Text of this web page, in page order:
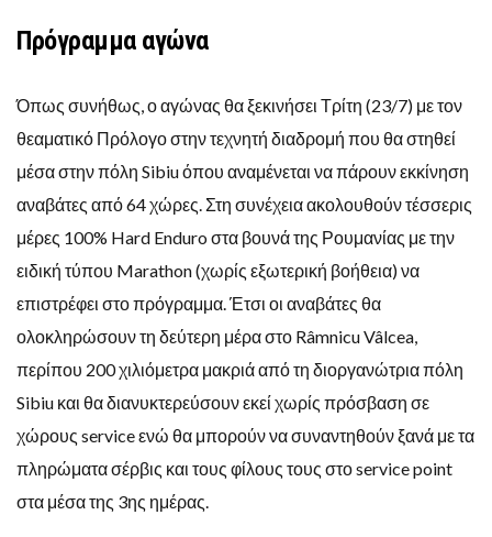
Πρόγραμμα αγώνα
Όπως συνήθως, ο αγώνας θα ξεκινήσει Τρίτη (23/7) με τον
θεαματικό Πρόλογο στην τεχνητή διαδρομή που θα στηθεί
μέσα στην πόλη Sibiu όπου αναμένεται να πάρουν εκκίνηση
αναβάτες από 64 χώρες. Στη συνέχεια ακολουθούν τέσσερις
μέρες 100% Hard Enduro στα βουνά της Ρουμανίας με την
ειδική τύπου Marathon (χωρίς εξωτερική βοήθεια) να
επιστρέφει στο πρόγραμμα. Έτσι οι αναβάτες θα
ολοκληρώσουν τη δεύτερη μέρα στο Râmnicu Vâlcea,
περίπου 200 χιλιόμετρα μακριά από τη διοργανώτρια πόλη
Sibiu και θα διανυκτερεύσουν εκεί χωρίς πρόσβαση σε
χώρους service ενώ θα μπορούν να συναντηθούν ξανά με τα
πληρώματα σέρβις και τους φίλους τους στο service point
στα μέσα της 3ης ημέρας.